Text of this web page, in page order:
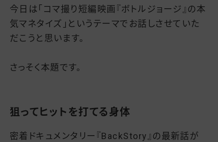
今日は「コマ撮り短編映画『ボトルジョージ』の本
気マネタイズ」というテーマでお話しさせていた
だこうと思います。
さっそく本題です。
狙ってヒットを打てる身体
密着ドキュメンタリー『BackStory』の最新話が